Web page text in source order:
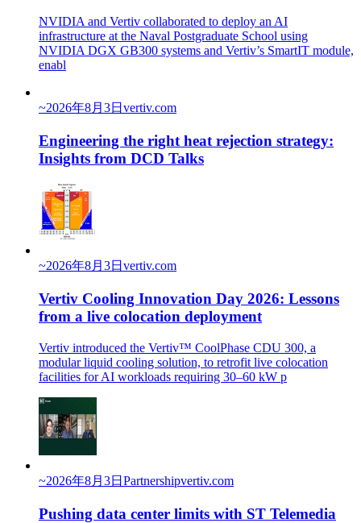
NVIDIA and Vertiv collaborated to deploy an AI
infrastructure at the Naval Postgraduate School using
NVIDIA DGX GB300 systems and Vertiv’s SmartIT module,
enabl
~2026年8月3日 vertiv.com
Engineering the right heat rejection strategy:
Insights from DCD Talks
~2026年8月3日 vertiv.com
Vertiv Cooling Innovation Day 2026: Lessons
from a live colocation deployment
Vertiv introduced the Vertiv™ CoolPhase CDU 300, a
modular liquid cooling solution, to retrofit live colocation
facilities for AI workloads requiring 30–60 kW p
~2026年8月3日 Partnershipvertiv.com
Pushing data center limits with ST Telemedia